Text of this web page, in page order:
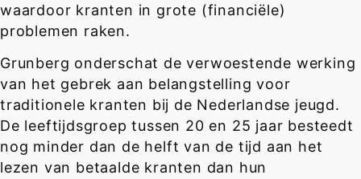
waardoor kranten in grote (financiële)
problemen raken.
Grunberg onderschat de verwoestende werking
van het gebrek aan belangstelling voor
traditionele kranten bij de Nederlandse jeugd.
De leeftijdsgroep tussen 20 en 25 jaar besteedt
nog minder dan de helft van de tijd aan het
lezen van betaalde kranten dan hun